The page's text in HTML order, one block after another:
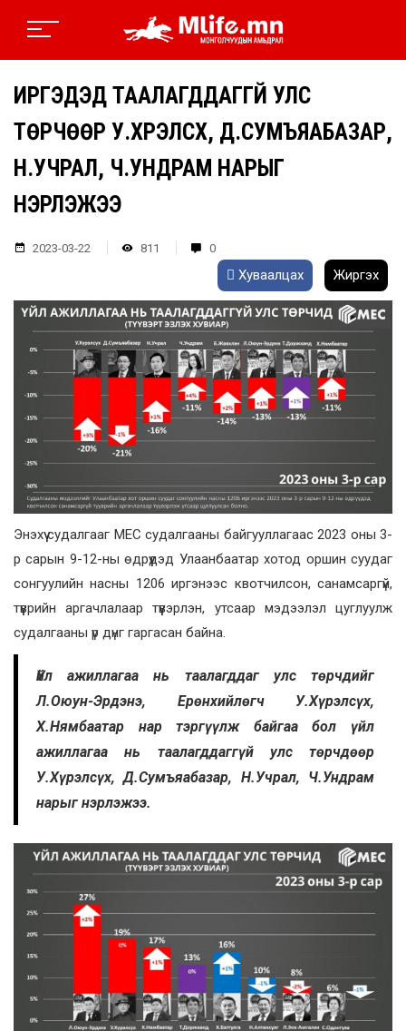
ИРГЭДЭД ТААЛАГДДАГГҮЙ УЛС
ТӨРЧӨӨР У.ХҮРЭЛСҮХ, Д.СУМЪЯАБАЗАР,
Н.УЧРАЛ, Ч.УНДРАМ НАРЫГ
НЭРЛЭЖЭЭ
2023-03-22 811 0
Хуваалцах Жиргэх
Энэхүү судалгааг MEC судалгааны байгууллагаас 2023 оны 3-
р сарын 9-12-ны өдрүүдэд Улаанбаатар хотод оршин суудаг
сонгуулийн насны 1206 иргэнээс квотчилсон, санамсаргүй,
түүврийн аргачлалаар түүвэрлэн, утсаар мэдээлэл цуглуулж
судалгааны үр дүнг гаргасан байна.
Үйл ажиллагаа нь таалагддаг улс төрчдийг
Л.Оюун-Эрдэнэ, Ерөнхийлөгч У.Хүрэлсүх,
Х.Нямбаатар нар тэргүүлж байгаа бол үйл
ажиллагаа нь таалагддаггүй улс төрчдөөр
У.Хүрэлсүх, Д.Сумъяабазар, Н.Учрал, Ч.Ундрам
нарыг нэрлэжээ.